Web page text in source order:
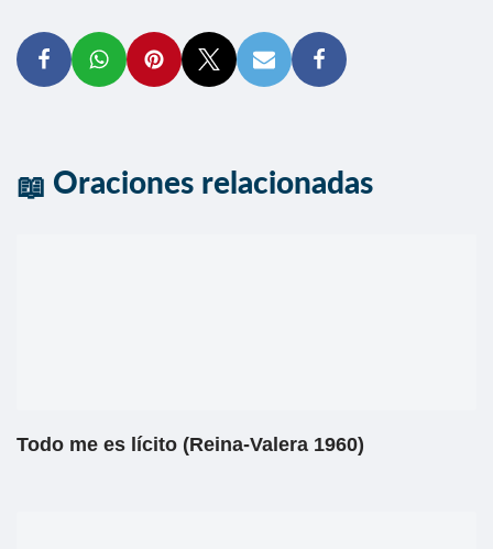
Oraciones relacionadas
Todo me es lícito (Reina-Valera 1960)